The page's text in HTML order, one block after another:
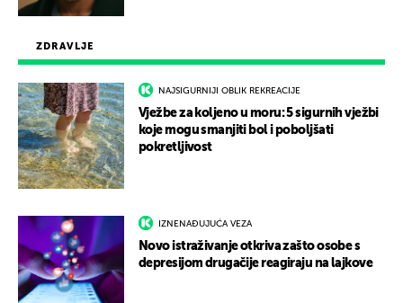
ZDRAVLJE
NAJSIGURNIJI OBLIK REKREACIJE
Vježbe za koljeno u moru: 5 sigurnih vježbi
koje mogu smanjiti bol i poboljšati
pokretljivost
IZNENAĐUJUĆA VEZA
Novo istraživanje otkriva zašto osobe s
depresijom drugačije reagiraju na lajkove